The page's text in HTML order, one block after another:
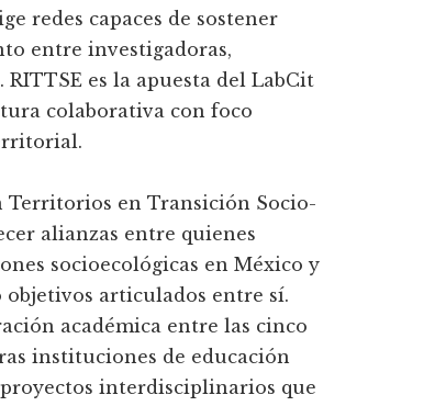
redes capaces de sostener
entre investigadoras,
es la apuesta del LabCit
colaborativa con foco
Territorios en Transición Socio-
alianzas entre quienes
socioecológicas en México y
articulados entre sí.
académica entre las cinco
instituciones de educación
interdisciplinarios que